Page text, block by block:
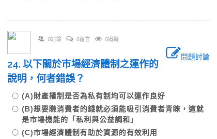
0討論 0留言 0追蹤
問題討論
24. 以下關於市場經濟體制之運作的
說明，何者錯誤？
(A)財產權制是否為私有制均可以運作良好
(B)想要賺消費者的錢就必須能吸引消費者青睞，這就
是市場機能的「私利與公益調和」
(C)市場經濟體制有助於資源的有效利用